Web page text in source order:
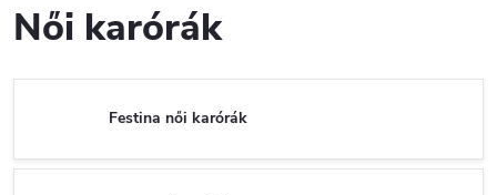
Női karórák
Festina női karórák